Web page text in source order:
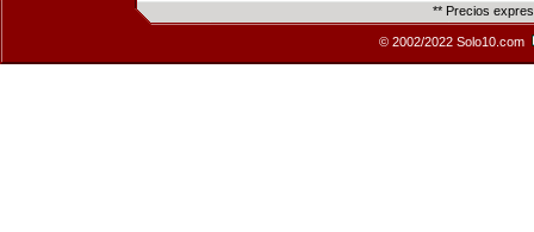
** Precios
© 2002/2022 Solo10.com